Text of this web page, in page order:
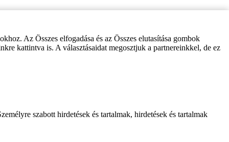
Az Összes elfogadása és az Összes elutasítása gombok
kattintva is. A választásaidat megosztjuk a partnereinkkel, de ez
szabott hirdetések és tartalmak, hirdetések és tartalmak